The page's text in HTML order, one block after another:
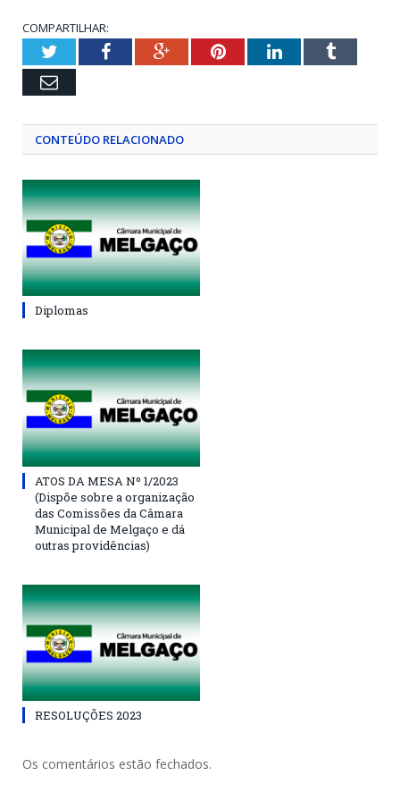
COMPARTILHAR:
TwitterFacebookGoogle+PinterestLinkedInTumblr
Email
CONTEÚDO RELACIONADO
Diplomas
ATOS DA MESA Nº 1/2023
(Dispõe sobre a organização
das Comissões da Câmara
Municipal de Melgaço e dá
outras providências)
RESOLUÇÕES 2023
Os comentários estão fechados.